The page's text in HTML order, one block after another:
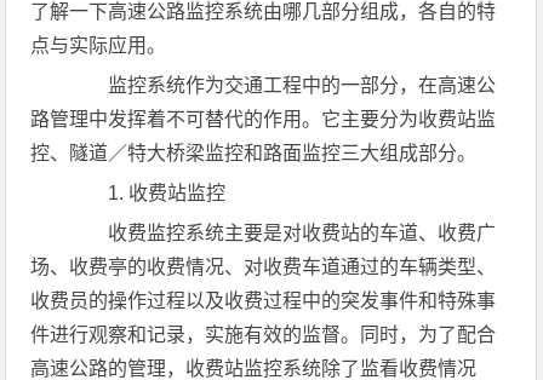
了解一下高速公路监控系统由哪几部分组成，各自的特
点与实际应用。
监控系统作为交通工程中的一部分，在高速公
路管理中发挥着不可替代的作用。它主要分为收费站监
控、隧道／特大桥梁监控和路面监控三大组成部分。
1. 收费站监控
收费监控系统主要是对收费站的车道、收费广
场、收费亭的收费情况、对收费车道通过的车辆类型、
收费员的操作过程以及收费过程中的突发事件和特殊事
件进行观察和记录，实施有效的监督。同时，为了配合
高速公路的管理，收费站监控系统除了监看收费情况